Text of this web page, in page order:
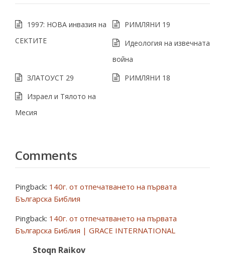
1997: НОВА инвазия на
СЕКТИТЕ
РИМЛЯНИ 19
Идеология на извечната
война
ЗЛАТОУСТ 29
РИМЛЯНИ 18
Израел и Тялото на
Месия
Comments
Pingback: 140г. от отпечатването на първата
Българска Библия
Pingback: 140г. от отпечатването на първата
Българска Библия | GRACE INTERNATIONAL
Stoqn Raikov